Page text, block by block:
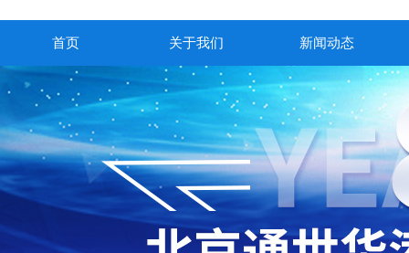
首页 关于我们 新闻动态